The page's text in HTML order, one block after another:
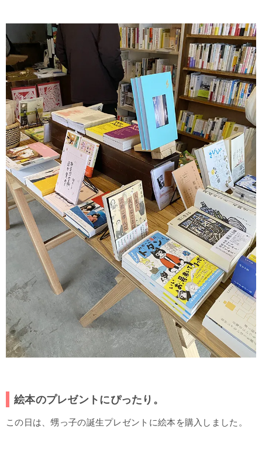
絵本のプレゼントにぴったり。
この日は、甥っ子の誕生プレゼントに絵本を購入しました。